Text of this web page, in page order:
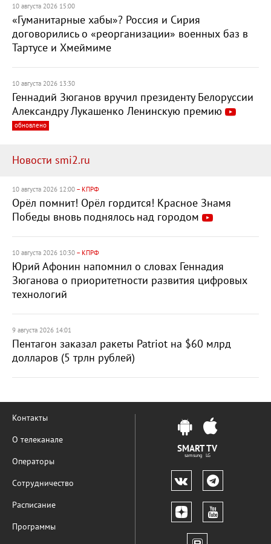
10 августа 2026 15:00
«Гуманитарные хабы»? Россия и Сирия
договорились о «реорганизации» военных баз в
Тартусе и Хмеймиме
10 августа 2026 13:30
Геннадий Зюганов вручил президенту Белоруссии
Александру Лукашенко Ленинскую премию
обновлено
Новости smi2.ru
10 августа 2026 12:00 – КПРФ
Орёл помнит! Орёл гордится! Красное Знамя
Победы вновь поднялось над городом
10 августа 2026 10:30 – КПРФ
Юрий Афонин напомнил о словах Геннадия
Зюганова о приоритетности развития цифровых
технологий
9 августа 2026 14:01
Пентагон заказал ракеты Patriot на $60 млрд
долларов (5 трлн рублей)
Контакты
О телеканале
Операторы
Сотрудничество
Расписание
Программы
SMART TV
samsung LG